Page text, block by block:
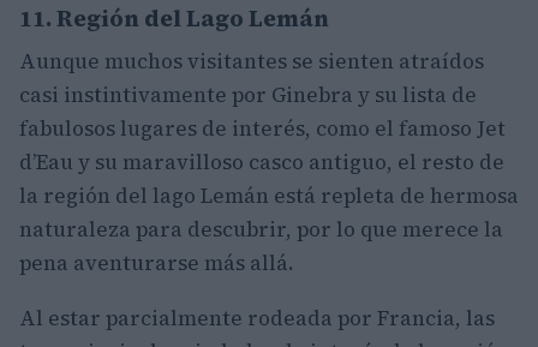
11. Región del Lago Lemán
Aunque muchos visitantes se sienten atraídos
casi instintivamente por Ginebra y su lista de
fabulosos lugares de interés, como el famoso Jet
d’Eau y su maravilloso casco antiguo, el resto de
la región del lago Lemán está repleta de hermosa
naturaleza para descubrir, por lo que merece la
pena aventurarse más allá.
Al estar parcialmente rodeada por Francia, las